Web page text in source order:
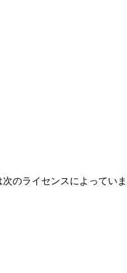
のライセンスによってい